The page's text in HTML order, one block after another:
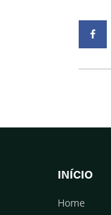
INÍCIO
Home